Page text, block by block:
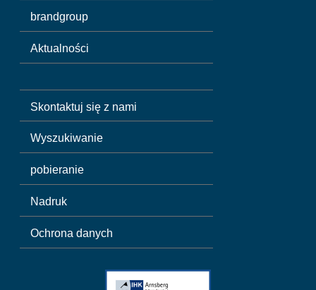
brandgroup
Aktualności
Skontaktuj się z nami
Wyszukiwanie
pobieranie
Nadruk
Ochrona danych